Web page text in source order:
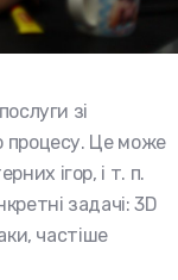
зі
процесу. Це може
ігор, і т. п.
задачі: 3D
частіше